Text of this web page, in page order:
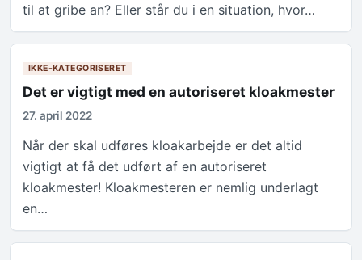
til at gribe an? Eller står du i en situation, hvor…
IKKE-KATEGORISERET
Det er vigtigt med en autoriseret kloakmester
27. april 2022
Når der skal udføres kloakarbejde er det altid
vigtigt at få det udført af en autoriseret
kloakmester! Kloakmesteren er nemlig underlagt
en…